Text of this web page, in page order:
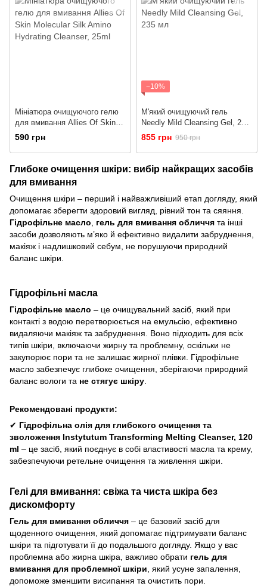
Мініатюра очищуючого гелю
для вмивання Allies Of Skin
Molecular Silk Amino Hydrating
Cleanser, 25ml
590 грн
−10%
М'який очищуючий гель
Needly Mild Cleansing Gel, 235
мл
855 грн 950 грн
Глибоке очищення шкіри: вибір найкращих засобів
для вмивання
Очищення шкіри – перший і найважливіший етап догляду, який
допомагає зберегти здоровий вигляд, рівний тон та сяяння.
Гідрофільне масло
гель для вмивання обличчя та інші
засоби дозволяють м’яко й ефективно видалити забруднення,
макіяж і надлишковий себум, не порушуючи природний
баланс шкіри.
Гідрофільні масла
Гідрофільне масло – це очищувальний засіб, який при
контакті з водою перетворюється на емульсію, ефективно
видаляючи макіяж та забруднення. Воно підходить для всіх
типів шкіри, включаючи жирну та проблемну, оскільки не
закупорює пори та не залишає жирної плівки. Гідрофільне
масло забезпечує глибоке очищення, зберігаючи природний
баланс вологи та не стягує шкіру
Рекомендовані продукти:
✔ Гідрофільна олія для глибокого очищення та
зволоження Instytutum Transforming Melting Cleanser, 120
ml – це засіб, який поєднує в собі властивості масла та крему,
забезпечуючи ретельне очищення та живлення шкіри.
Гелі для вмивання: свіжа та чиста шкіра без
дискомфорту
Гель для вмивання обличчя – це базовий засіб для
щоденного очищення, який допомагає підтримувати баланс
шкіри та підготувати її до подальшого догляду. Якщо у вас
проблемна або жирна шкіра, важливо обрати гель для
вмивання для проблемної шкіри , який усуне запалення,
допоможе зменшити висипання та очистить пори.